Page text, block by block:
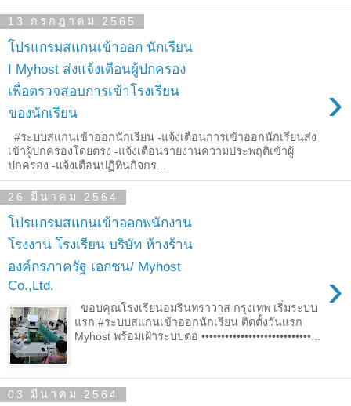
13 กรกฎาคม 2565
โปรแกรมสแกนเข้าออก นักเรียน
I Myhost ส่งแจ้งเตือนผู้ปกครอง
เพื่อตรวจสอบการเข้าโรงเรียน
ของนักเรียน
›
#ระบบสแกนเข้าออกนักเรียน -แจ้งเตือนการเข้าออกนักเรียนส่ง
เข้าผู้ปกครองโดยตรง -แจ้งเตือนรายงานความประพฤติเข้าผู้
ปกครอง -แจ้งเตือนปฏิทินกิจกร...
26 มีนาคม 2564
โปรแกรมสแกนเข้าออกพนักงาน
โรงงาน โรงเรียน บริษัท ห้างร้าน
องค์กรภาครัฐ เอกชน/ Myhost
Co.,Ltd.
›
ขอบคุณโรงเรียนอมรินทราวาส กรุงเทพ เริ่มระบบ
แรก #ระบบสแกนเข้าออกนักเรียน ติดตั้งวันแรก
Myhost พร้อมเฝ้าระบบต่อ ••••••••••••••••••••••••••••...
03 มีนาคม 2564